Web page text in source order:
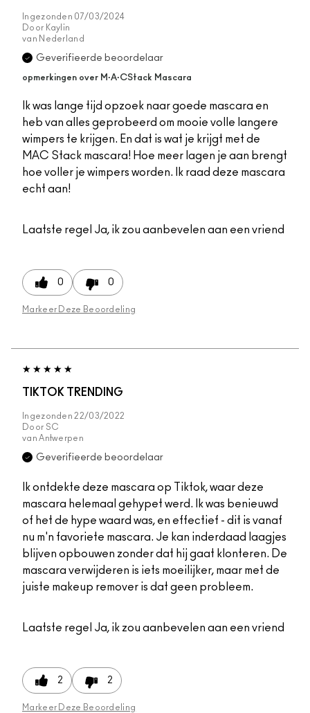
Ingezonden 07/03/2024
Door Kaylin
van Nederland
Geverifieerde beoordelaar
opmerkingen over M·A·CStack Mascara
Ik was lange tijd opzoek naar goede mascara en
heb van alles geprobeerd om mooie volle langere
wimpers te krijgen. En dat is wat je krijgt met de
MAC Stack mascara! Hoe meer lagen je aan brengt
hoe voller je wimpers worden. Ik raad deze mascara
echt aan!
Laatste regel Ja, ik zou aanbevelen aan een vriend
0 0
Markeer Deze Beoordeling
TIKTOK TRENDING
Ingezonden 22/03/2022
Door SC
van Antwerpen
Geverifieerde beoordelaar
Ik ontdekte deze mascara op Tiktok, waar deze
mascara helemaal gehypet werd. Ik was benieuwd
of het de hype waard was, en effectief - dit is vanaf
nu m'n favoriete mascara. Je kan inderdaad laagjes
blijven opbouwen zonder dat hij gaat klonteren. De
mascara verwijderen is iets moeilijker, maar met de
juiste makeup remover is dat geen probleem.
Laatste regel Ja, ik zou aanbevelen aan een vriend
2 2
Markeer Deze Beoordeling